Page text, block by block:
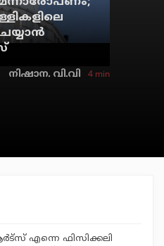
നിഷാന. വി.വി 4 min
എന്നെ ഫിസിക്കലി